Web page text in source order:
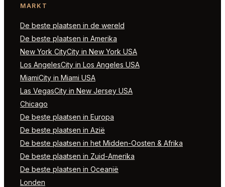
MARKT
De beste plaatsen in de wereld
De beste plaatsen in Amerika
New York CityCity in New York USA
Los AngelesCity in Los Angeles USA
MiamiCity in Miami USA
Las VegasCity in New Jersey USA
Chicago
De beste plaatsen in Europa
De beste plaatsen in Azië
De beste plaatsen in het Midden-Oosten & Afrika
De beste plaatsen in Zuid-Amerika
De beste plaatsen in Oceanië
Londen